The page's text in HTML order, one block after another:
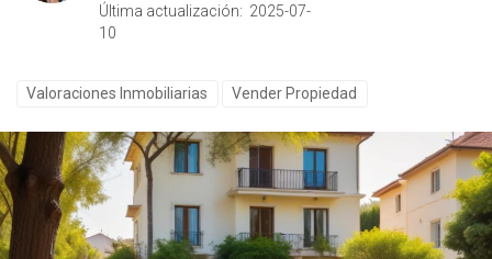
Última actualización: 2025-07-
10
Valoraciones Inmobiliarias Vender Propiedad